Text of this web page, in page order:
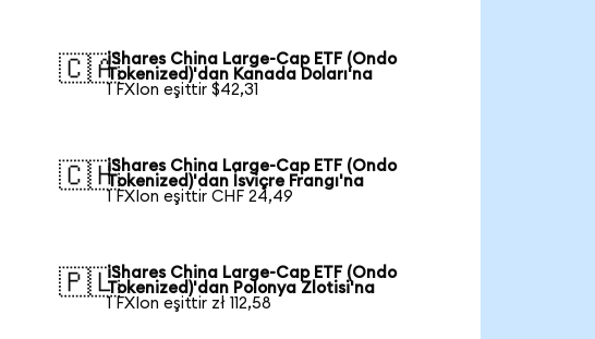
🇨🇦iShares China Large-Cap ETF (Ondo
Tokenized)'dan Kanada Doları'na
1 FXIon eşittir $42,31
🇨🇭iShares China Large-Cap ETF (Ondo
Tokenized)'dan İsviçre Frangı'na
1 FXIon eşittir CHF 24,49
🇵🇱iShares China Large-Cap ETF (Ondo
Tokenized)'dan Polonya Zlotisi'na
1 FXIon eşittir zł 112,58